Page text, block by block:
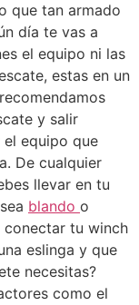
que tan armado
día te vas a
el equipo ni las
estas en un
y salir
equipo que
De cualquier
llevar en tu
blando o
conectar tu winch
eslinga y que
necesitas?
como el